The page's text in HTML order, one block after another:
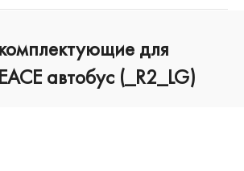
для
автобус (_R2_LG)